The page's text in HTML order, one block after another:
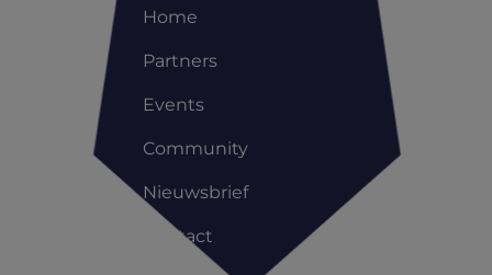
Home
Partners
Events
Community
Nieuwsbrief
Contact